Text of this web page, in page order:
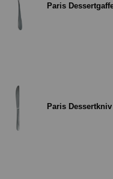
Paris
Paris